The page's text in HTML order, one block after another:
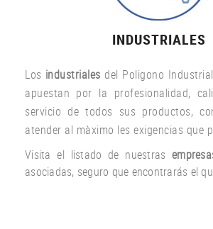
INDUSTRIALES
Los industriales del Poligono
apuestan por la profesionalidad,
servicio de todos sus productos,
atender al màximo les exigencias que
Visita el listado de nuestras
asociadas, seguro que encontrarás el